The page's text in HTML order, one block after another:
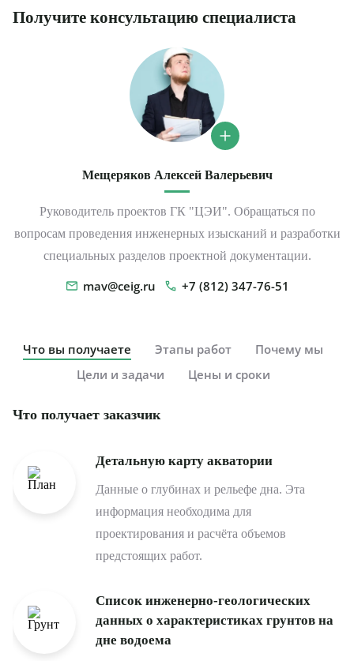
Получите консультацию специалиста
Мещеряков Алексей Валерьевич
Руководитель проектов ГК "ЦЭИ". Обращаться по
вопросам проведения инженерных изысканий и разработки
специальных разделов проектной документации.
mav@ceig.ru +7 (812) 347-76-51
Что вы получаете Этапы работ
Почему мы
Цели и задачи
Цены и сроки
Что получает заказчик
Детальную карту акватории
Данные о глубинах и рельефе дна. Эта
информация необходима для
проектирования и расчёта объемов
предстоящих работ.
Список инженерно-геологических
данных о характеристиках грунтов на
дне водоема